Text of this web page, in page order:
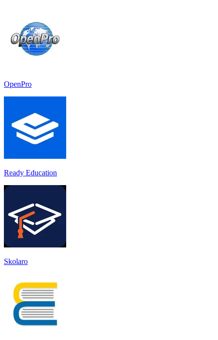
OpenPro
Ready Education
Skolaro